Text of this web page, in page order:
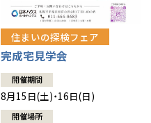
住まいの探検フェア
完成宅見学会
開催期間
8月15日(土)・16日(日)
開催場所